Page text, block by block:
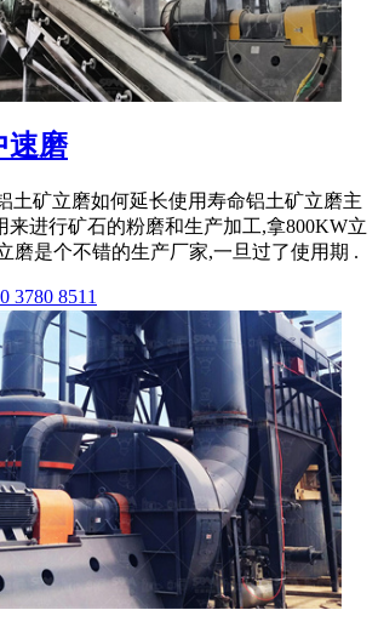
速磨
土矿立磨如何延长使用寿命铝土矿立磨主
来进行矿石的粉磨和生产加工,拿800KW立
磨是个不错的生产厂家,一旦过了使用期 .
3780 8511